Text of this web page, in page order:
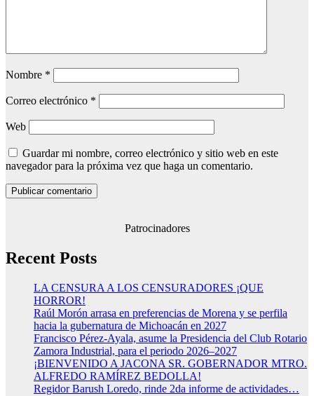
Nombre *
Correo electrónico *
Web
Guardar mi nombre, correo electrónico y sitio web en este
navegador para la próxima vez que haga un comentario.
Patrocinadores
Recent Posts
LA CENSURA A LOS CENSURADORES ¡QUE
HORROR!
Raúl Morón arrasa en preferencias de Morena y se perfila
hacia la gubernatura de Michoacán en 2027
Francisco Pérez-Ayala, asume la Presidencia del Club Rotario
Zamora Industrial, para el periodo 2026–2027
¡BIENVENIDO A JACONA SR. GOBERNADOR MTRO.
ALFREDO RAMÍREZ BEDOLLA!
Regidor Barush Loredo, rinde 2da informe de actividades…